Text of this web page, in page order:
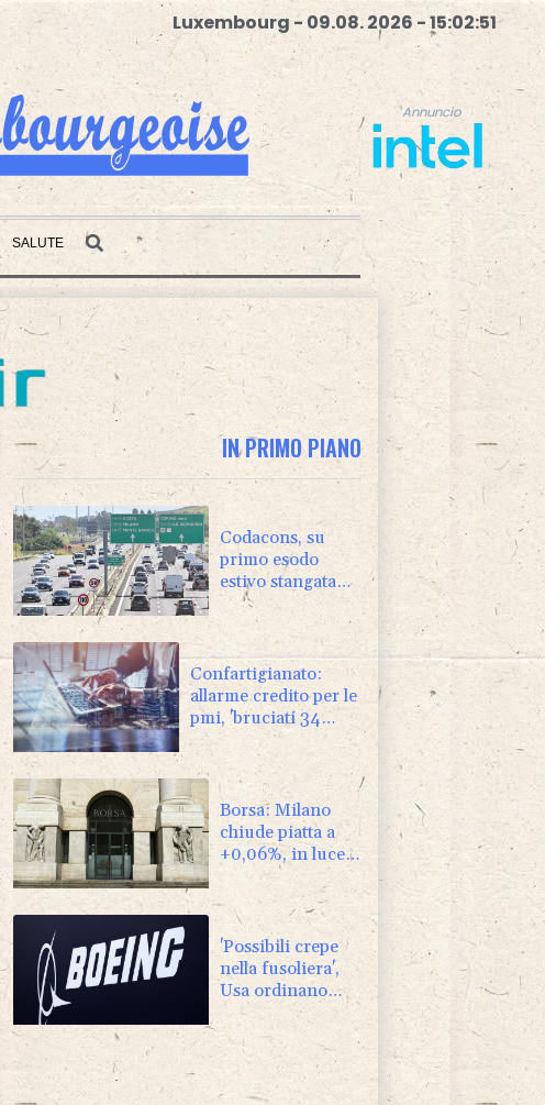
Luxembourg - 09.08. 2026 - 15:02:52
Annuncio
SALUTE
Annuncio
IN PRIMO PIANO
Codacons, su
primo esodo
estivo stangata
carburanti da
370 milioni
Confartigianato:
allarme credito per le
pmi, 'bruciati 34
miliardi in 7 anni'
Borsa: Milano
chiude piatta a
+0,06%, in luce
'Possibili crepe
nella fusoliera',
Usa ordinano
ispezione sui
Boeing 737 Max